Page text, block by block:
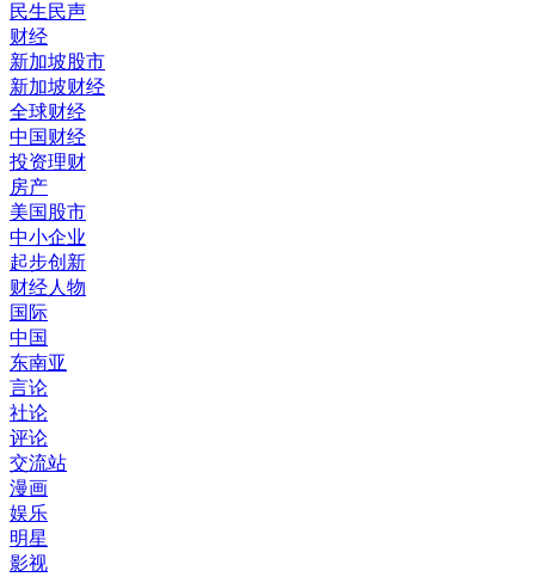
民生民声
财经
新加坡股市
新加坡财经
全球财经
中国财经
投资理财
房产
美国股市
中小企业
起步创新
财经人物
国际
中国
东南亚
言论
社论
评论
交流站
漫画
娱乐
明星
影视